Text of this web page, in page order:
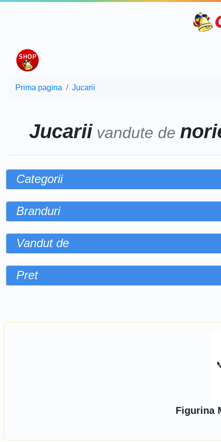
Prima pagina Jucarii
Jucariivandute de
Categorii
Branduri
Vandut de
Pret
Figurina